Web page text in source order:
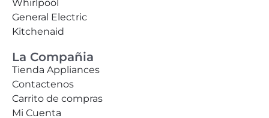
Whirlpool
General Electric
Kitchenaid
La Compañia
Tienda Appliances
Contactenos
Carrito de compras
Mi Cuenta